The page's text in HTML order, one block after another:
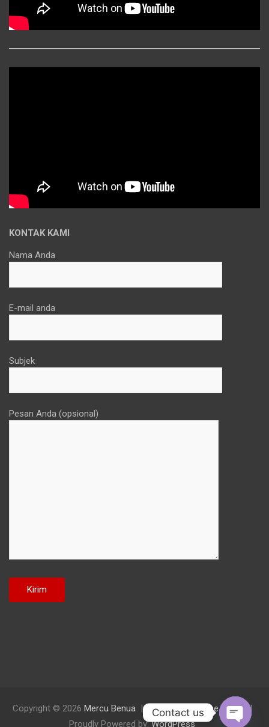
KONTAK KAMI
Nama Anda
E-mail anda
Subjek
Pesan Anda (opsional)
Copyright © 2026 Mercu Benua Theme by: Theme Horse
Proudly Powered by:WordPress
Contact us